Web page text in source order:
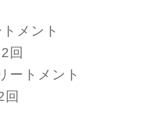
メント
回
ートメント
回